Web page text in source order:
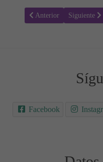
Artículo anterior: Textos
Anterior Artículo
Siguiente
Facebook